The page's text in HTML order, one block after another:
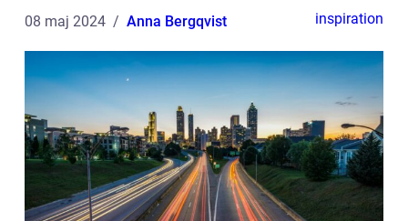
08 maj 2024 Anna Bergqvist inspiration